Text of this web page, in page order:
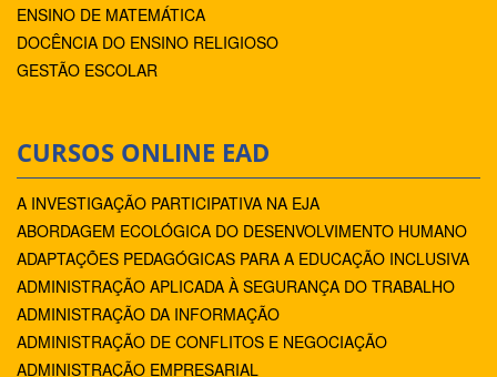
ENSINO DE MATEMÁTICA
DOCÊNCIA DO ENSINO RELIGIOSO
GESTÃO ESCOLAR
CURSOS ONLINE EAD
A INVESTIGAÇÃO PARTICIPATIVA NA EJA
ABORDAGEM ECOLÓGICA DO DESENVOLVIMENTO HUMANO
ADAPTAÇÕES PEDAGÓGICAS PARA A EDUCAÇÃO INCLUSIVA
ADMINISTRAÇÃO APLICADA À SEGURANÇA DO TRABALHO
ADMINISTRAÇÃO DA INFORMAÇÃO
ADMINISTRAÇÃO DE CONFLITOS E NEGOCIAÇÃO
ADMINISTRAÇÃO EMPRESARIAL